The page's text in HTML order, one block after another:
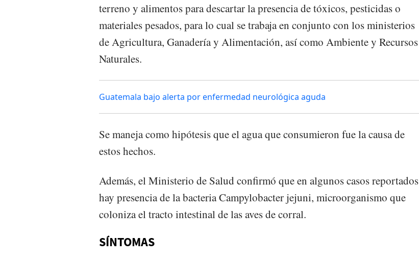
terreno y alimentos para descartar la presencia de tóxicos, pesticidas o
materiales pesados, para lo cual se trabaja en conjunto con los ministerios
de Agricultura, Ganadería y Alimentación, así como Ambiente y Recursos
Naturales.
Guatemala bajo alerta por enfermedad neurológica aguda
Se maneja como hipótesis que el agua que consumieron fue la causa de
estos hechos.
Además, el Ministerio de Salud confirmó que en algunos casos reportados
hay presencia de la bacteria Campylobacter jejuni, microorganismo que
coloniza el tracto intestinal de las aves de corral.
SÍNTOMAS